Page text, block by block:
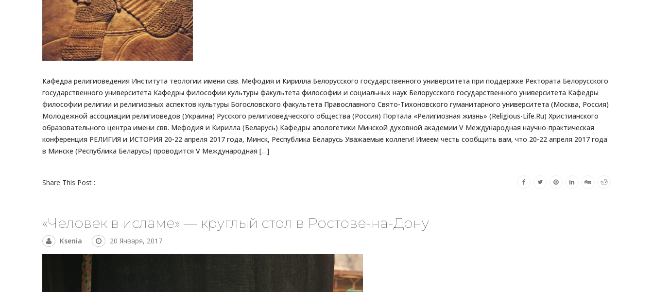
Кафедра религиоведения Института теологии имени свв. Мефодия и Кирилла Белорусского государственного университета при поддержке Ректората Белорусского
государственного университета Кафедры философии культуры факультета философии и социальных наук Белорусского государственного университета Кафедры
философии религии и религиозных аспектов культуры Богословского факультета Православного Свято-Тихоновского гуманитарного университета (Москва, Россия)
Молодежной ассоциации религиоведов (Украина) Русского религиоведческого общества (Россия) Портала «Религиозная жизнь» (Religious-Life.Ru) Христианского
образовательного центра имени свв. Мефодия и Кирилла (Беларусь) Кафедры апологетики Минской духовной академии V Международная научно-практическая
конференция РЕЛИГИЯ и ИСТОРИЯ 20-22 апреля 2017 года, Минск, Республика Беларусь Уважаемые коллеги! Имеем честь сообщить вам, что 20-22 апреля 2017 года
в Минске (Республика Беларусь) проводится V Международная […]
Share This Post :
«Человек в исламе» — круглый стол в Ростове-на-Дону
Ksenia 20 Января, 2017